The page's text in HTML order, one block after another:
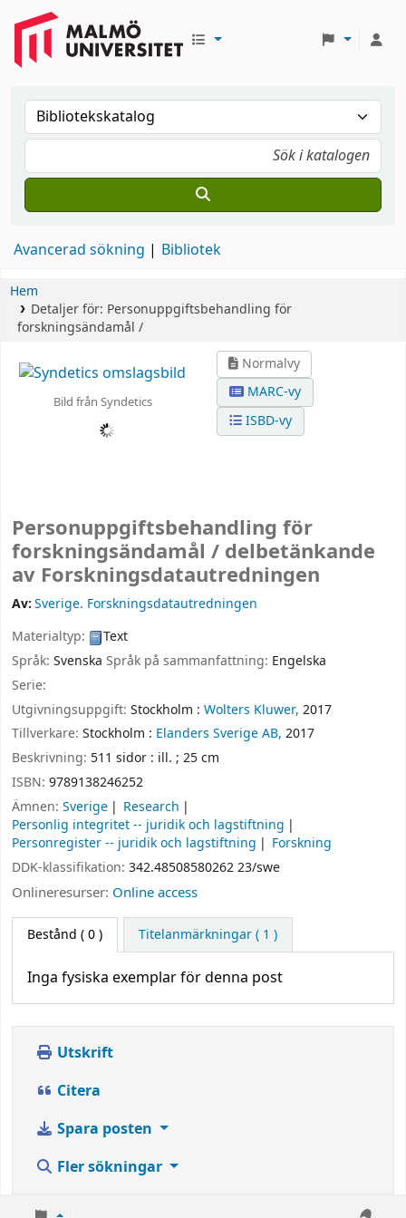
Avancerad sökning Bibliotek
Hem
Detaljer för: Personuppgiftsbehandling för
forskningsändamål /
Bild från Syndetics
Normalvy
MARC-vy
ISBD-vy
Personuppgiftsbehandling för
forskningsändamål / delbetänkande
av Forskningsdatautredningen
Av:Sverige. Forskningsdatautredningen
Materialtyp:
Text
Språk: Svenska Språk på sammanfattning: Engelska
Serie:
Utgivningsuppgift: Stockholm : Wolters Kluwer, 2017
Tillverkare: Stockholm : Elanders Sverige AB, 2017
Beskrivning: 511 sidor : ill. ; 25 cm
ISBN: 9789138246252
Ämnen: Sverige
Research
Personlig integritet -- juridik och lagstiftning
Personregister -- juridik och lagstiftning
Forskning
DDK-klassifikation: 342.48508580262 23/swe
Onlineresurser: Online access
Bestånd ( 0 ) Titelanmärkningar ( 1 )
Inga fysiska exemplar för denna post
Utskrift
Citera
Spara posten
Fler sökningar